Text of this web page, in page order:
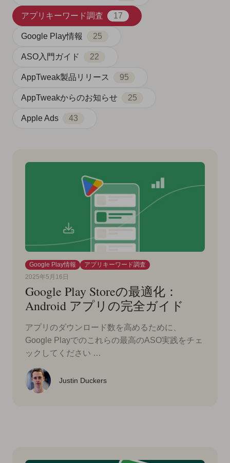
アプリキーワード調査 17
Google Play情報 25
ASO入門ガイド 22
AppTweak製品リリース 95
AppTweakからのお知らせ 25
Apple Ads 43
Google Play情報
アプリキーワード調査
2025年5月16日
Google Play Storeの最適化：
Android アプリの完全ガイド
アプリのダウンロード数を高めるために、
Google Playでのこれらの最高のASO実践をチェ
ックしてください …
Justin Duckers